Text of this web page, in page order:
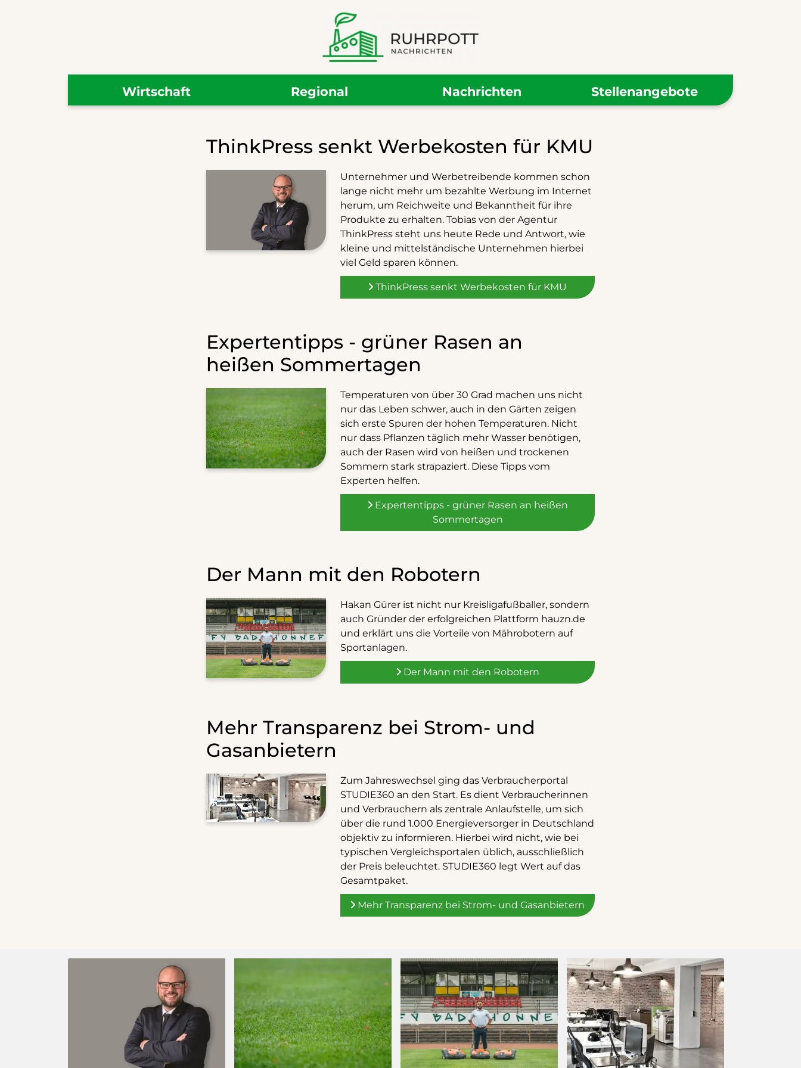
Wirtschaft Regional Nachrichten Stellenangebote
ThinkPress senkt Werbekosten für KMU
Unternehmer und Werbetreibende kommen schon
lange nicht mehr um bezahlte Werbung im Internet
herum, um Reichweite und Bekanntheit für ihre
Produkte zu erhalten. Tobias von der Agentur
ThinkPress steht uns heute Rede und Antwort, wie
kleine und mittelständische Unternehmen hierbei
viel Geld sparen können.
ThinkPress senkt Werbekosten für KMU
Expertentipps - grüner Rasen an
heißen Sommertagen
Temperaturen von über 30 Grad machen uns nicht
nur das Leben schwer, auch in den Gärten zeigen
sich erste Spuren der hohen Temperaturen. Nicht
nur dass Pflanzen täglich mehr Wasser benötigen,
auch der Rasen wird von heißen und trockenen
Sommern stark strapaziert. Diese Tipps vom
Experten helfen.
Expertentipps - grüner Rasen an heißen
Sommertagen
Der Mann mit den Robotern
Hakan Gürer ist nicht nur Kreisligafußballer, sondern
auch Gründer der erfolgreichen Plattform hauzn.de
und erklärt uns die Vorteile von Mährobotern auf
Sportanlagen.
Der Mann mit den Robotern
Mehr Transparenz bei Strom- und
Gasanbietern
Zum Jahreswechsel ging das Verbraucherportal
STUDIE360 an den Start. Es dient Verbraucherinnen
und Verbrauchern als zentrale Anlaufstelle, um sich
über die rund 1.000 Energieversorger in Deutschland
objektiv zu informieren. Hierbei wird nicht, wie bei
typischen Vergleichsportalen üblich, ausschließlich
der Preis beleuchtet. STUDIE360 legt Wert auf das
Gesamtpaket.
Mehr Transparenz bei Strom- und Gasanbietern